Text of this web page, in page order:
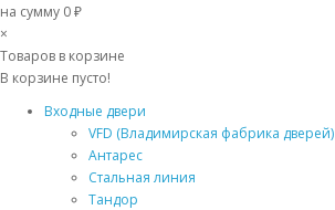
на сумму 0 ₽
×
Товаров в корзине
В корзине пусто!
Входные двери
VFD (Владимирская фабрика дверей)
Антарес
Стальная линия
Тандор